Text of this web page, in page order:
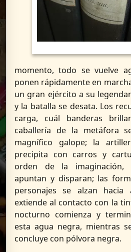
momento, todo se vuelve
ponen rápidamente en
un gran ejército a su
y la batalla se desata. Los
carga, cuál banderas
caballería de la metáfora
magnífico galope; la
precipita con carros y
orden de la imaginación,
apuntan y disparan; las
personajes se alzan
extiende al contacto con la
nocturno comienza y
esta agua negra, mientras
concluye con pólvora negra.